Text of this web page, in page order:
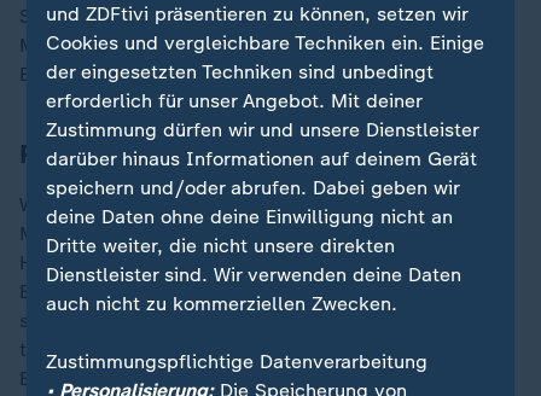
Stadtbild, dann werden sie von der Polizei beseitigt.
Mit ihnen verschwindet auch Diane vom Place de la
Bastille.
Paris - ein einziger Olympischer Park
Wo vor der Eröffnung noch über steigende
Metroticketpreise und QR-Codes gemeckert wurde,
Hotel- und Restaurantbesitzer*innen sich um ihre
Einnahmen sorgten - seit dem 26. Juli ist Paris in
sportlich-seelige Watte gepackt. Die Olympia-Fans
taumeln freudig von Event zu Event, vorbei an
Eiffelturm, Louvre und Notre Dame.
und ZDFtivi präsentieren zu können, setzen wir
Cookies und vergleichbare Techniken ein. Einige
der eingesetzten Techniken sind unbedingt
erforderlich für unser Angebot. Mit deiner
Zustimmung dürfen wir und unsere Dienstleister
darüber hinaus Informationen auf deinem Gerät
speichern und/oder abrufen. Dabei geben wir
deine Daten ohne deine Einwilligung nicht an
Dritte weiter, die nicht unsere direkten
Dienstleister sind. Wir verwenden deine Daten
auch nicht zu kommerziellen Zwecken.
Zustimmungspflichtige Datenverarbeitung
• Personalisierung:Die Speicherung von